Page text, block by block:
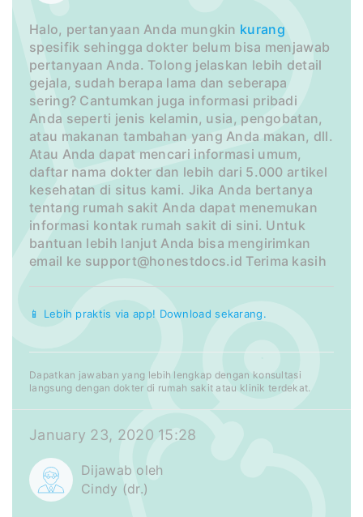
Halo, pertanyaan Anda mungkin kurang
spesifik sehingga dokter belum bisa menjawab
pertanyaan Anda. Tolong jelaskan lebih detail
gejala, sudah berapa lama dan seberapa
sering? Cantumkan juga informasi pribadi
Anda seperti jenis kelamin, usia, pengobatan,
atau makanan tambahan yang Anda makan, dll.
Atau Anda dapat mencari informasi umum,
daftar nama dokter dan lebih dari 5.000 artikel
kesehatan di situs kami. Jika Anda bertanya
tentang rumah sakit Anda dapat menemukan
informasi kontak rumah sakit di sini. Untuk
bantuan lebih lanjut Anda bisa mengirimkan
email ke support@honestdocs.id Terima kasih
📱 Lebih praktis via app! Download sekarang.
Dapatkan jawaban yang lebih lengkap dengan konsultasi
langsung dengan dokter di rumah sakit atau klinik terdekat.
January 23, 2020 15:28
Dijawab oleh
Cindy (dr.)